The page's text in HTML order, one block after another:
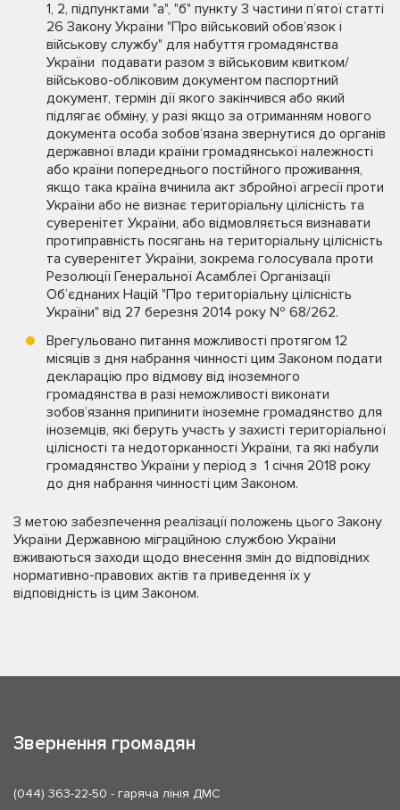
1, 2, підпунктами "а", "б" пункту 3 частини п’ятої статті
26 Закону України "Про військовий обов’язок і
військову службу" для набуття громадянства
України подавати разом з військовим квитком/
військово-обліковим документом паспортний
документ, термін дії якого закінчився або який
підлягає обміну, у разі якщо за отриманням нового
документа особа зобов’язана звернутися до органів
державної влади країни громадянської належності
або країни попереднього постійного проживання,
якщо така країна вчинила акт збройної агресії проти
України або не визнає територіальну цілісність та
суверенітет України, або відмовляється визнавати
протиправність посягань на територіальну цілісність
та суверенітет України, зокрема голосувала проти
Резолюції Генеральної Асамблеї Організації
Об’єднаних Націй "Про територіальну цілісність
України" від 27 березня 2014 року № 68/262.
Врегульовано питання можливості протягом 12
місяців з дня набрання чинності цим Законом подати
декларацію про відмову від іноземного
громадянства в разі неможливості виконати
зобов’язання припинити іноземне громадянство для
іноземців, які беруть участь у захисті територіальної
цілісності та недоторканності України, та які набули
громадянство України у період з 1 січня 2018 року
до дня набрання чинності цим Законом.
З метою забезпечення реалізації положень цього Закону
України Державною міграційною службою України
вживаються заходи щодо внесення змін до відповідних
нормативно-правових актів та приведення їх у
відповідність із цим Законом.
Звернення громадян
(044) 363-22-50 - гаряча лінія ДМС